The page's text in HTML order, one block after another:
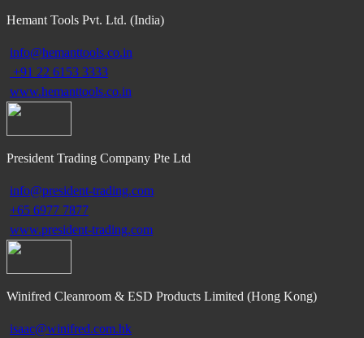
Hemant Tools Pvt. Ltd. (India)
info@hemanttools.co.in
+91 22 6153 3333
www.hemanttools.co.in
President Trading Company Pte Ltd
info@president-trading.com
+65 6977 7877
www.president-trading.com
Winifred Cleanroom & ESD Products Limited (Hong Kong)
isaac@winifred.com.hk